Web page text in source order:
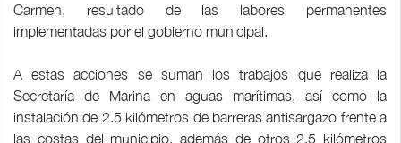
Carmen, resultado de las labores permanentes
implementadas por el gobierno municipal.
A estas acciones se suman los trabajos que realiza la
Secretaría de Marina en aguas marítimas, así como la
instalación de 2.5 kilómetros de barreras antisargazo frente a
las costas del municipio, además de otros 2.5 kilómetros